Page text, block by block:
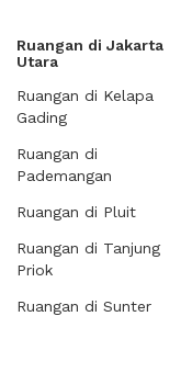
Ruangan di Jakarta
Utara
Ruangan di Kelapa
Gading
Ruangan di
Pademangan
Ruangan di Pluit
Ruangan di Tanjung
Priok
Ruangan di Sunter